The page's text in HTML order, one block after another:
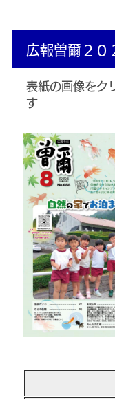
広報曽爾２０
表紙の画像をク
す